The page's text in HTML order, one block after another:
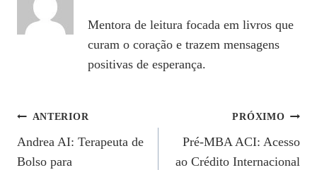
Mentora de leitura focada em livros que
curam o coração e trazem mensagens
positivas de esperança.
Navegação
De
ANTERIOR
Andrea AI: Terapeuta de
Bolso para
PRÓXIMO
Pré-MBA ACI: Acesso
ao Crédito Internacional